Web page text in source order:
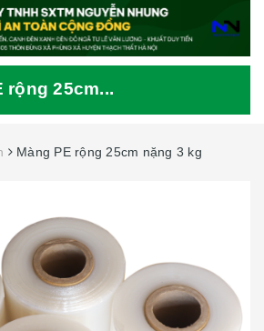
rộng 25cm...
Màng PE rộng 25cm nặng 3 kg